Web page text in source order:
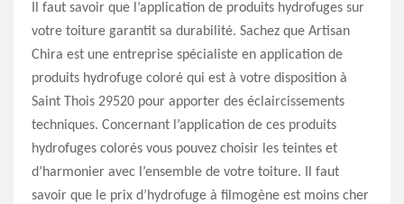
Il faut savoir que l’application de produits hydrofuges sur
votre toiture garantit sa durabilité. Sachez que Artisan
Chira est une entreprise spécialiste en application de
produits hydrofuge coloré qui est à votre disposition à
Saint Thois 29520 pour apporter des éclaircissements
techniques. Concernant l’application de ces produits
hydrofuges colorés vous pouvez choisir les teintes et
d’harmonier avec l’ensemble de votre toiture. Il faut
savoir que le prix d’hydrofuge à filmogène est moins cher